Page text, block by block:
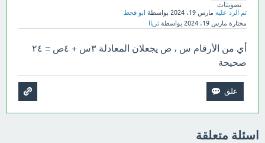
تصويتات
تم الرد عليه مارس 19، 2024 بواسطة ابو قحط
مختارة مارس 19، 2024 بواسطة ثرياا
أي من الأرقام س ، ص يجعلان المعادلة ٣س + ٤ص = ٢٤
صحيحة
اسئلة متعلقة